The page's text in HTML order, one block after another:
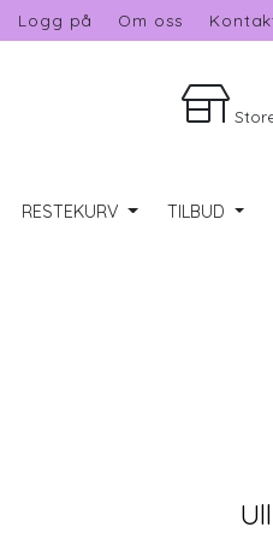
Logg på Om oss
RESTEKURV TILBUD